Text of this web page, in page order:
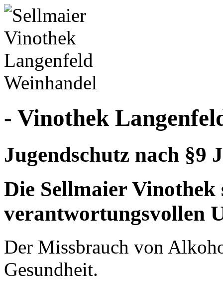
- Vinothek
Jugendschutz nach §9
Die Sellmaier Vinothek
verantwortungsvollen
Der Missbrauch von
Gesundheit.